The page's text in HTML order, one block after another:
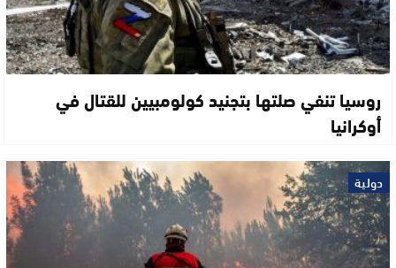
روسيا تنفي صلتها بتجنيد كولومبيين للقتال في
أوكرانيا
دولية